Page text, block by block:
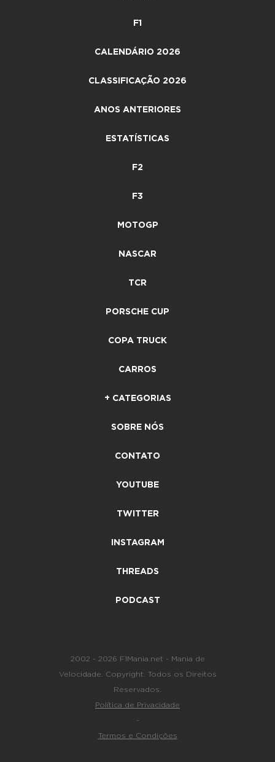
F1
CALENDÁRIO 2026
CLASSIFICAÇÃO 2026
ANOS ANTERIORES
ESTATÍSTICAS
F2
F3
MOTOGP
NASCAR
TCR
PORSCHE CUP
COPA TRUCK
CARROS
+ CATEGORIAS
SOBRE NÓS
CONTATO
YOUTUBE
TWITTER
INSTAGRAM
THREADS
PODCAST
2002 - 2026 F1Mania.net - Mania de
Velocidade. Copyright. Todos os Direitos
Reservados.
Política de Privacidade
-
Termos e Condições